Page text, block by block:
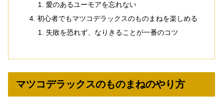
愛のあるユーモアを忘れない
初心者でもマツコデラックスのものまねを楽しめる
失敗を恐れず、なりきることが一番のコツ
マツコデラックスのものまねのやり方